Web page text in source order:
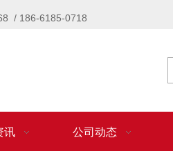
/ 186-6185-0718
讯 公司动态